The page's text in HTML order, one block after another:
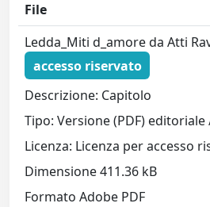
File
Ledda_Miti d_amore da Atti
accesso riservato
Descrizione: Capitolo
Tipo: Versione (PDF)
Licenza: Licenza per accesso
Dimensione 411.36 kB
Formato Adobe PDF